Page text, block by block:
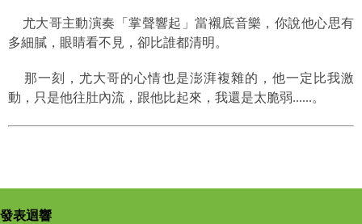
尤大哥主動演奏「掌聲響起」當襯底音樂，你說他心思有
多細膩，眼睛看不見，卻比誰都清明。
那一刻，尤大哥的心情也是澎湃複雜的，他一定比我激
動，只是他往肚內流，跟他比起來，我還是太脆弱......。
發表迴響